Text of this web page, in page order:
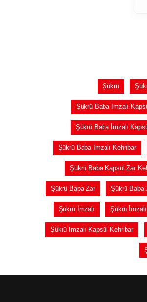
Şükrü
Şükrü Baba İmzalı
Şükrü Baba İmzalı
Şükrü Baba İmzalı Kehribar
Şükrü Baba Kapsül Zar
Şükrü Baba Zar Şükrü Baba
Şükrü İmzalı Şükrü
Şükrü İmzalı Kapsül Kehribar